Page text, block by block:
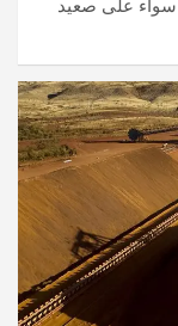
سواء على صعيد